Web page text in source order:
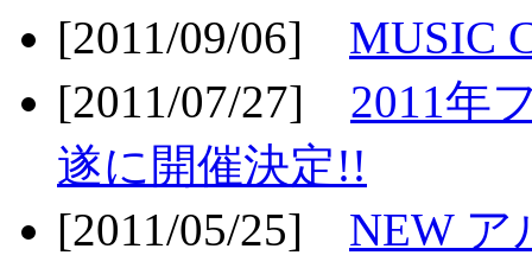
[2011/09/06] MUSIC
[2011/07/27] 2011年
遂に開催決定!!
[2011/05/25] NEW